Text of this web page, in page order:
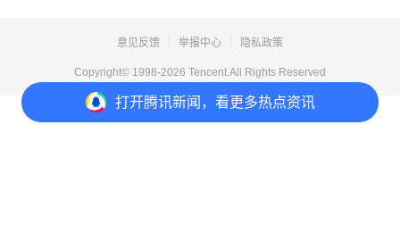
打开腾讯新闻，看更多热点资讯
意见反馈 举报中心 隐私政策
Copyright© 1998-2026 Tencent.All Rights Reserved